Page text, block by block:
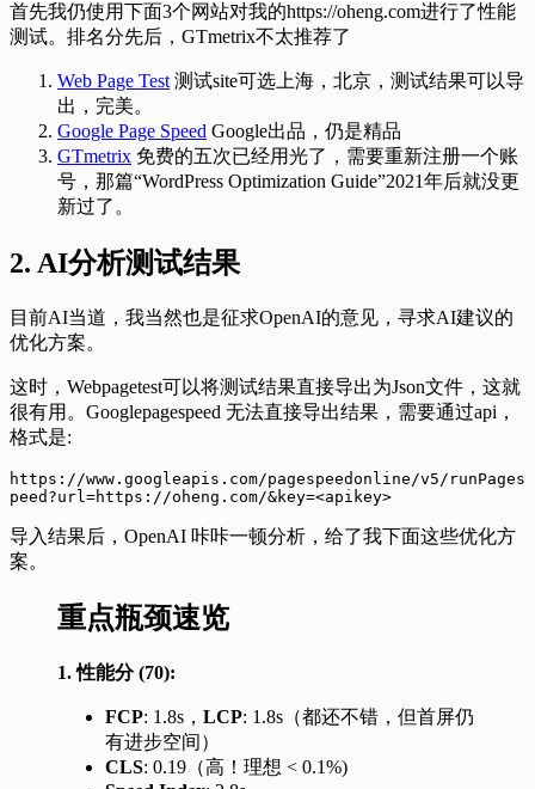
首先我仍使用下面3个网站对我的https://oheng.com进行了性能
测试。排名分先后，GTmetrix不太推荐了
Web Page Test 测试site可选上海，北京，测试结果可以导
出，完美。
Google Page Speed Google出品，仍是精品
GTmetrix 免费的五次已经用光了，需要重新注册一个账
号，那篇“WordPress Optimization Guide”2021年后就没更
新过了。
2. AI分析测试结果
目前AI当道，我当然也是征求OpenAI的意见，寻求AI建议的
优化方案。
这时，Webpagetest可以将测试结果直接导出为Json文件，这就
很有用。Googlepagespeed 无法直接导出结果，需要通过api，
格式是:
https://www.googleapis.com/pagespeedonline/v5/runPages
peed?url=https://oheng.com/&key=<apikey>
导入结果后，OpenAI 咔咔一顿分析，给了我下面这些优化方
案。
重点瓶颈速览
1. 性能分 (70):
FCP: 1.8s， LCP: 1.8s（都还不错，但首屏仍
有进步空间）
CLS: 0.19（高！理想 < 0.1%)